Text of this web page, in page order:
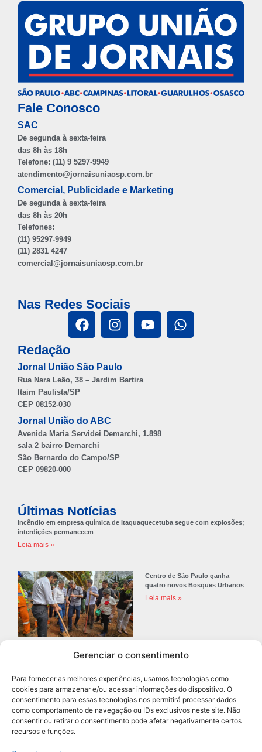
Gerenciar o consentimento
Para fornecer as melhores experiências, usamos tecnologias como
cookies para armazenar e/ou acessar informações do dispositivo. O
consentimento para essas tecnologias nos permitirá processar dados
como comportamento de navegação ou IDs exclusivos neste site. Não
consentir ou retirar o consentimento pode afetar negativamente certos
recursos e funções.
Fale Conosco
SAC
De segunda à sexta-feira
das 8h às 18h
Telefone: (11) 9 5297-9949
atendimento@jornaisuniaosp.com.br
Comercial, Publicidade e Marketing
De segunda à sexta-feira
das 8h às 20h
Telefones:
(11) 95297-9949
(11) 2831 4247
comercial@jornaisuniaosp.com.br
Nas Redes Sociais
Redação
Jornal União São Paulo
Rua Nara Leão, 38 – Jardim Bartira
Itaim Paulista/SP
CEP 08152-030
Jornal União do ABC
Avenida Maria Servidei Demarchi, 1.898
sala 2 bairro Demarchi
São Bernardo do Campo/SP
CEP 09820-000
Últimas Notícias
Incêndio em empresa química de Itaquaquecetuba segue com explosões;
interdições permanecem
Leia mais »
Centro de São Paulo ganha
quatro novos Bosques Urbanos
Leia mais »
para professores
Leia mais »